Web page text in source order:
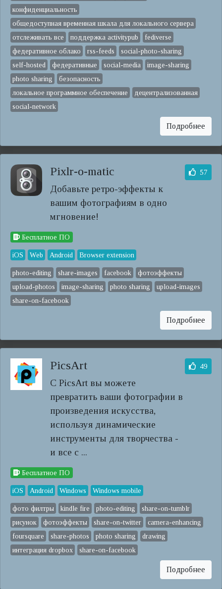
конфиденциальность
общедоступная временная шкала для локального сервера
отслеживать все
поддержка activitypub
fediverse
федеративное облако
rss-feeds
social-photo-sharing
self-hosted
федеративные social-media
image-sharing
photo sharing
безопасность
локальное программное обеспечение
децентрализованная
social-network
Подробнее
Pixlr-o-matic
Добавьте ретро-эффекты к
вашим фотографиям в одно
мгновение!
57
Бесплатное ПО
iOS Web Android Browser extension
photo-editing share-images facebook
фотоэффекты
upload-photos
image-sharing photo sharing
upload-images
share-on-facebook
Подробнее
PicsArt
С PicsArt вы можете
превратить ваши фотографии в
произведения искусства,
используя динамические
инструменты для творчества -
и все с ...
49
Бесплатное ПО
iOS Android Windows Windows mobile
фото филтры kindle fire photo-editing
share-on-tumblr
рисунок
фотоэффекты share-on-twitter
camera-enhancing
foursquare
share-photos photo sharing
drawing
интеграция dropbox
share-on-facebook
Подробнее